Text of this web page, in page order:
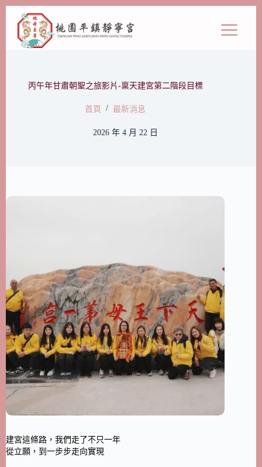
丙午年甘肅朝聖之旅影片-稟天建宮第二階段目標
首頁 / 最新消息
2026 年 4 月 22 日
建宮這條路，我們走了不只一年
從立願，到一步步走向實現